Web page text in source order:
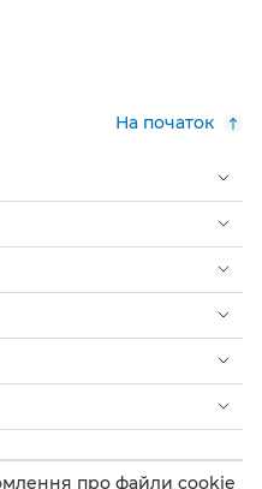
На початок
про файли cookie